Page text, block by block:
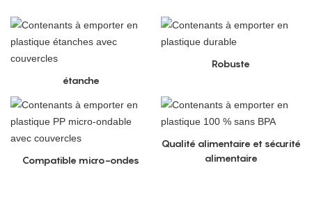
étanche
Robuste
Compatible micro-ondes
Qualité alimentaire et sécurité
alimentaire